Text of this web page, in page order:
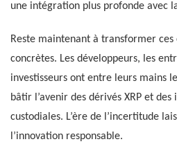
une intégration plus profonde avec
Reste maintenant à transformer
concrètes. Les développeurs, les
investisseurs ont entre leurs mains
bâtir l’avenir des dérivés XRP et
custodiales. L’ère de l’incertitude
l’innovation responsable.